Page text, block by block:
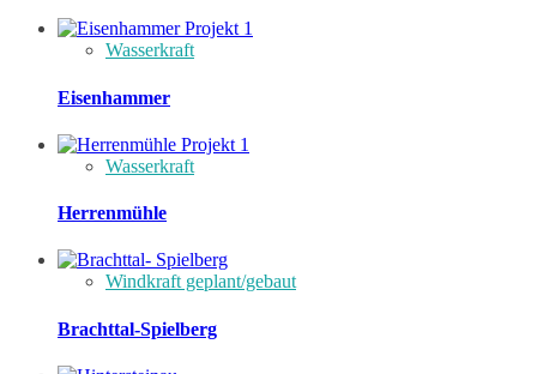
Wasserkraft
Eisenhammer
Wasserkraft
Herrenmühle
Windkraft geplant/gebaut
Brachttal-Spielberg